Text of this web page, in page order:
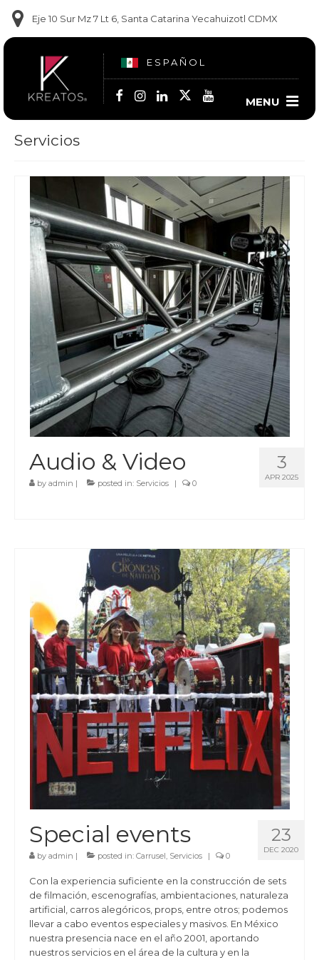
Eje 10 Sur Mz 7 Lt 6, Santa Catarina Yecahuizotl CDMX
ESPAÑOL
MENU
(56) 2668-2264
Servicios
3
APR 2025
Audio & Video
by admin | posted in: Servicios | 0
23
DEC 2020
Special events
by admin | posted in: Carrusel, Servicios | 0
Con la experiencia suficiente en la construcción de sets
de filmación, escenografías, ambientaciones, naturaleza
artificial, carros alegóricos, props, entre otros; podemos
llevar a cabo eventos especiales y masivos. En México
nuestra presencia nace en el año 2001, aportando
nuestros servicios en el área de la cultura y en la